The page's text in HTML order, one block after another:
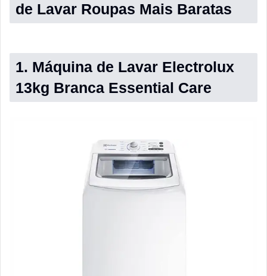
de Lavar Roupas Mais Baratas
1. Máquina de Lavar Electrolux
13kg Branca Essential Care